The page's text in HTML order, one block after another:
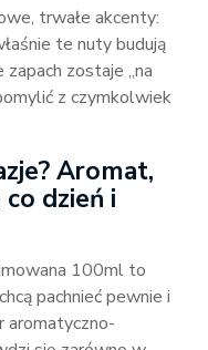
trwałe akcenty:
te nuty budują
zapach zostaje „na
z czymkolwiek
Aromat,
dzień i
100ml to
pachnieć pewnie i
aromatyczno-